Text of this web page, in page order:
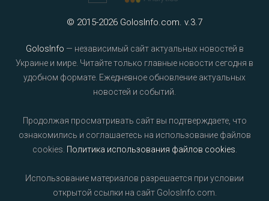
© 2015-2026 GolosInfo.com. v.3.7
GolosInfo — независимый сайт актуальных новостей в
Украине и мире. Читайте только главные новости сегодня в
удобном формате. Ежедневное обновление актуальных
новостей и событий.
Продолжая просматривать сайт вы подтверждаете, что
ознакомились и соглашаетесь на использование файлов
cookies. Политика использования файлов cookies
Использование материалов разрешается при условии
открытой ссылки на сайт GolosInfo.com.